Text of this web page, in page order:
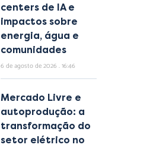
centers de IA e
impactos sobre
energia, água e
comunidades
6 de agosto de 2026 16:46
Mercado Livre e
autoprodução: a
transformação do
setor elétrico no